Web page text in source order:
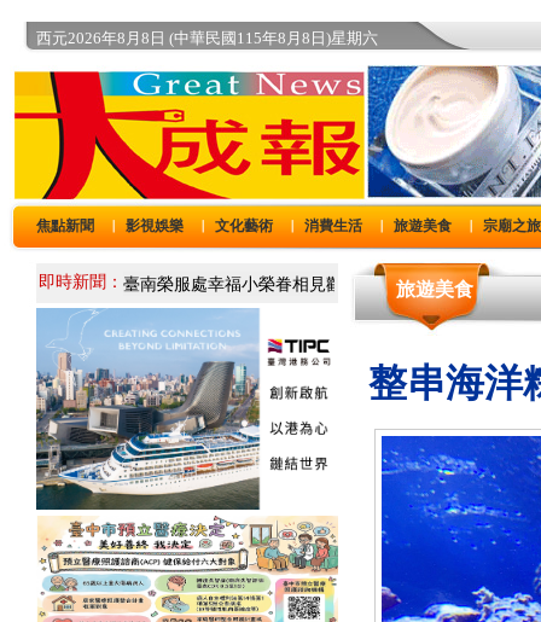
西元2026年8月8日 (中華民國115年8月8日)星期六
焦點新聞 影視娛樂 文化藝術 消費生活 旅遊美食 宗廟之旅
即時新聞： 旅遊美食
整串海洋